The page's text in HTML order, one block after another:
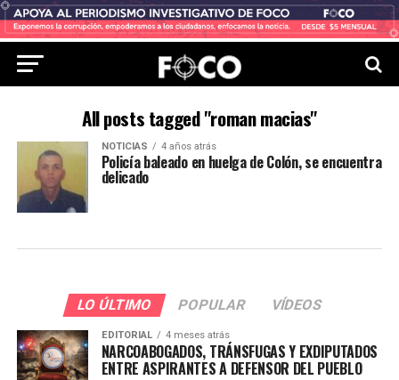
All posts tagged "roman macias"
NOTICIAS 4 años atrás
Policía baleado en huelga de Colón, se encuentra
delicado
LO ÚLTIMO POPULAR VÍDEOS
EDITORIAL 4 meses atrás
NARCOABOGADOS, TRÁNSFUGAS Y EXDIPUTADOS
ENTRE ASPIRANTES A DEFENSOR DEL PUEBLO